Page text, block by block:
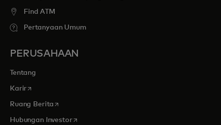
Find ATM
Pertanyaan Umum
PERUSAHAAN
Tentang
Kariropens in a new tab
Ruang Berita opens in a new tab
Hubungan Investoropens in a new tab